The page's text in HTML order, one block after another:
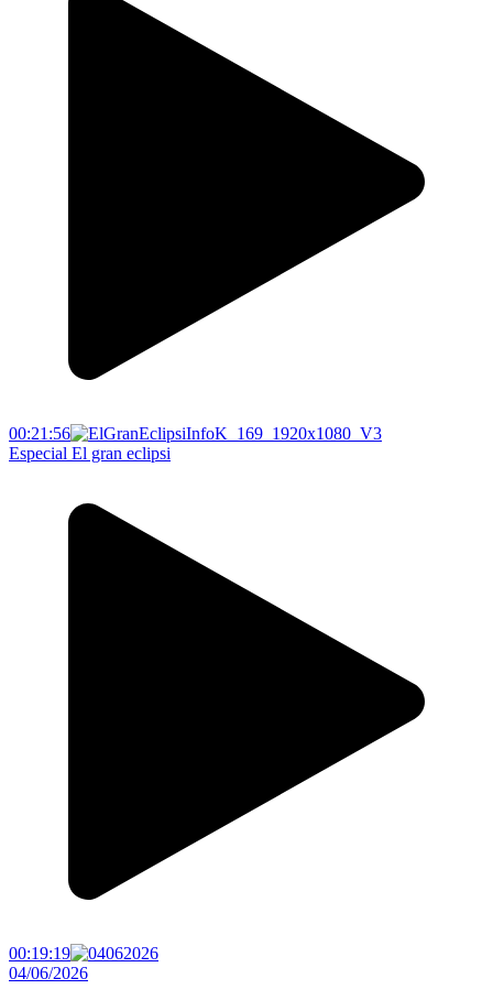
00:21:56
Especial El gran eclipsi
00:19:19
04/06/2026